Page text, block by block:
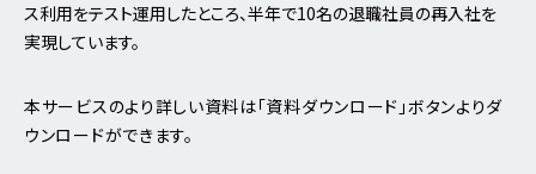
ス利用をテスト運用したところ、半年で10名の退職社員の再入社を
実現しています。
本サービスのより詳しい資料は「資料ダウンロード」ボタンよりダ
ウンロードができます。